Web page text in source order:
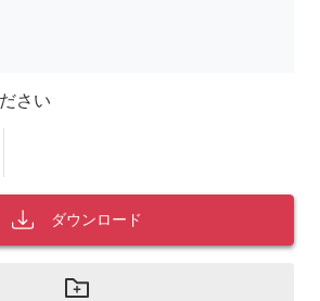
さい
ダウンロード